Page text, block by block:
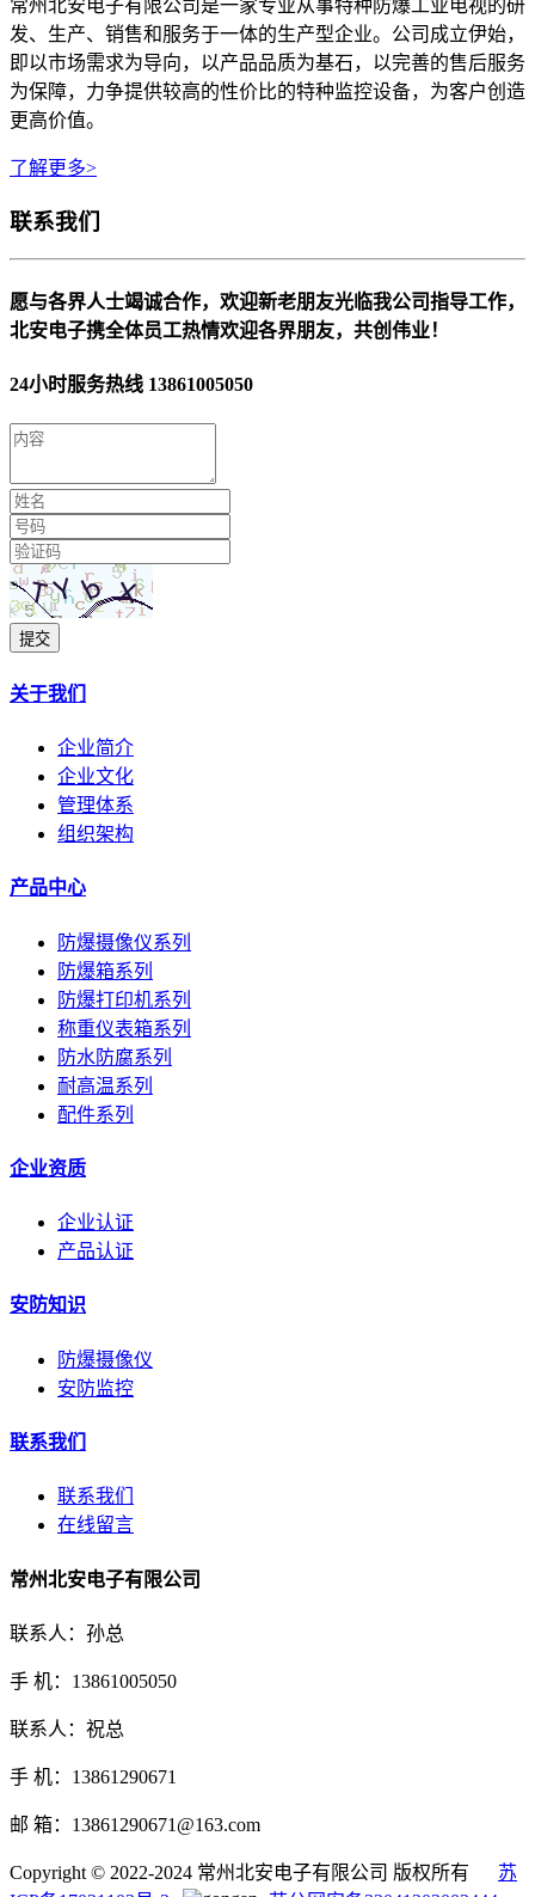
常州北安电子有限公司是一家专业从事特种防爆工业电视的研
发、生产、销售和服务于一体的生产型企业。公司成立伊始，
即以市场需求为导向，以产品品质为基石，以完善的售后服务
为保障，力争提供较高的性价比的特种监控设备，为客户创造
更高价值。
了解更多>
联系我们
愿与各界人士竭诚合作，欢迎新老朋友光临我公司指导工作，
北安电子携全体员工热情欢迎各界朋友，共创伟业！
24小时服务热线 13861005050
提交
关于我们
企业简介
企业文化
管理体系
组织架构
产品中心
防爆摄像仪系列
防爆箱系列
防爆打印机系列
称重仪表箱系列
防水防腐系列
耐高温系列
配件系列
企业资质
企业认证
产品认证
安防知识
防爆摄像仪
安防监控
联系我们
联系我们
在线留言
常州北安电子有限公司
联系人：孙总
手 机：13861005050
联系人：祝总
手 机：13861290671
邮 箱：13861290671@163.com
Copyright © 2022-2024 常州北安电子有限公司 版权所有 苏